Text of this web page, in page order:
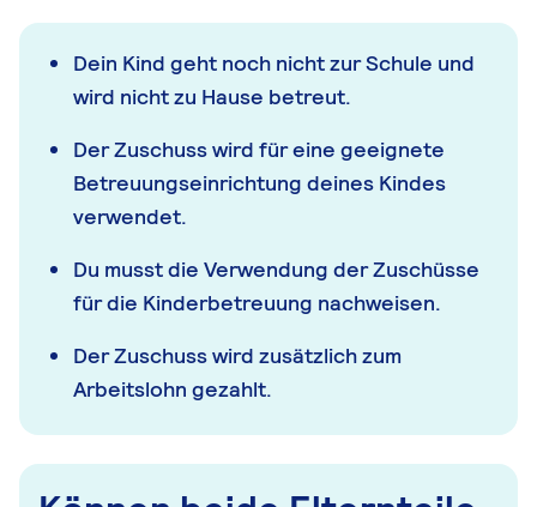
Dein Kind geht noch nicht zur Schule und
wird nicht zu Hause betreut.
Der Zuschuss wird für eine geeignete
Betreuungseinrichtung deines Kindes
verwendet.
Du musst die Verwendung der Zuschüsse
für die Kinderbetreuung nachweisen.
Der Zuschuss wird zusätzlich zum
Arbeitslohn gezahlt.